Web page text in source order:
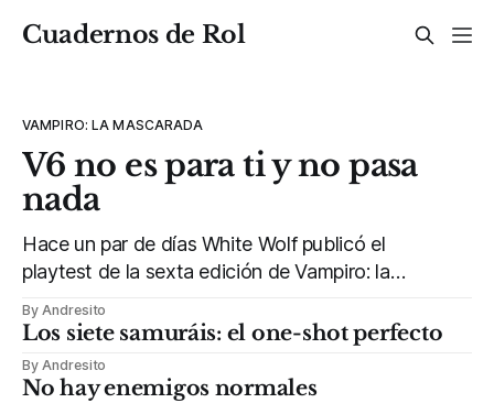
Cuadernos de Rol
VAMPIRO: LA MASCARADA
V6 no es para ti y no pasa
nada
Hace un par de días White Wolf publicó el
playtest de la sexta edición de Vampiro: la
PDF, uno de 178 páginas y otro de solo 46,
de Mundo de Tinieblas. El motivo: esta nueva
By Andresito
Los siete samuráis: el one-shot perfecto
By Andresito
No hay enemigos normales